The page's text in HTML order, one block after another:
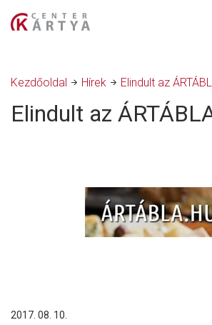
Kezdőoldal Hírek Elindult az
Elindult az
2017. 08. 10.